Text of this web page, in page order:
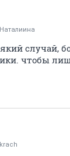
Наталиина
случай,
чтобы
krach